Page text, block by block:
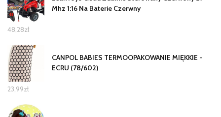
Mhz 1:16 Na Baterie Czerwny
48,28zł
CANPOL BABIES TERMOOPAKOWANIE MIĘKKIE -
ECRU (78/602)
23,99zł